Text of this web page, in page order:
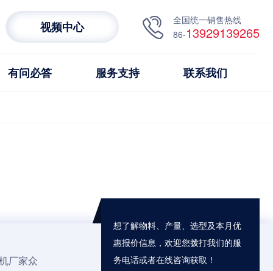
视频中心
全国统一销售热线
86-13929139265
有问必答 服务支持 联系我们
厂家众
想了解物料、产量、选型及本月优
惠报价信息，欢迎您拨打我们的服
务电话或者在线咨询获取！